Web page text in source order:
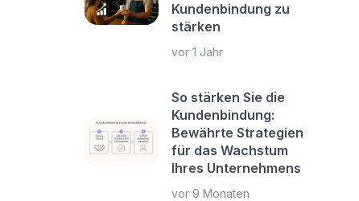
Kundenbindung zu
stärken
vor 1 Jahr
So stärken Sie die
Kundenbindung:
Bewährte Strategien
für das Wachstum
Ihres Unternehmens
vor 9 Monaten